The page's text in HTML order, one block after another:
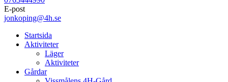
E-post
jonkoping@4h.se
Startsida
Aktiviteter
Läger
Aktiviteter
Gårdar